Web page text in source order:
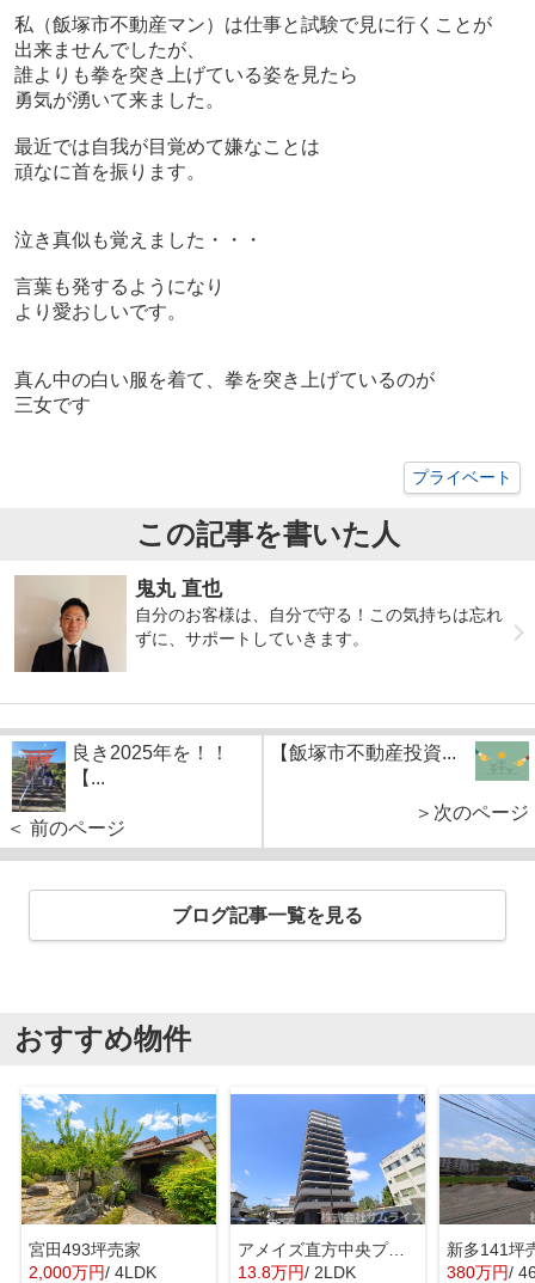
私（飯塚市不動産マン）は仕事と試験で見に行くことが
出来ませんでしたが、
誰よりも拳を突き上げている姿を見たら
勇気が湧いて来ました。
最近では自我が目覚めて嫌なことは
頑なに首を振ります。
泣き真似も覚えました・・・
言葉も発するようになり
より愛おしいです。
真ん中の白い服を着て、拳を突き上げているのが
三女です
プライベート
この記事を書いた人
鬼丸 直也
自分のお客様は、自分で守る！この気持ちは忘れ
ずに、サポートしていきます。
良き2025年を！！
【...
＜ 前のページ
【飯塚市不動産投資...
＞次のページ
ブログ記事一覧を見る
おすすめ物件
宮田493坪売家
2,000万円/ 4LDK
アメイズ直方中央プレミアム
13.8万円/ 2LDK
新多141坪
380万円/